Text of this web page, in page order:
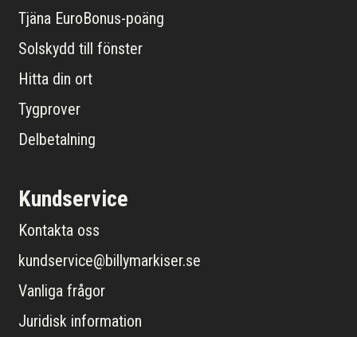
Tjäna EuroBonus-poäng
Solskydd till fönster
Hitta din ort
Tygprover
Delbetalning
Kundservice
Kontakta oss
kundservice@billymarkiser.se
Vanliga frågor
Juridisk information